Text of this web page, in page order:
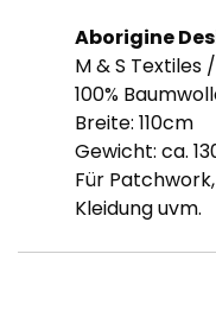
Aborigine
M & S Textiles
100%
Breite: 110cm
Gewicht: ca.
Für
Kleidung uvm.